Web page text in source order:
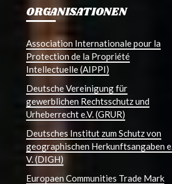
ORGANISATIONEN
Association Internationale pour la
Protection de la Propriété
Intellectuelle (AIPPI)
Deutsche Vereinigung für
gewerblichen Rechtsschutz und
Urheberrecht e.V. (GRUR)
Deutsches Institut zum Schutz von
geographischen Herkunftsangaben e.
V. (DIGH)
Europaen Communities Trade Mark